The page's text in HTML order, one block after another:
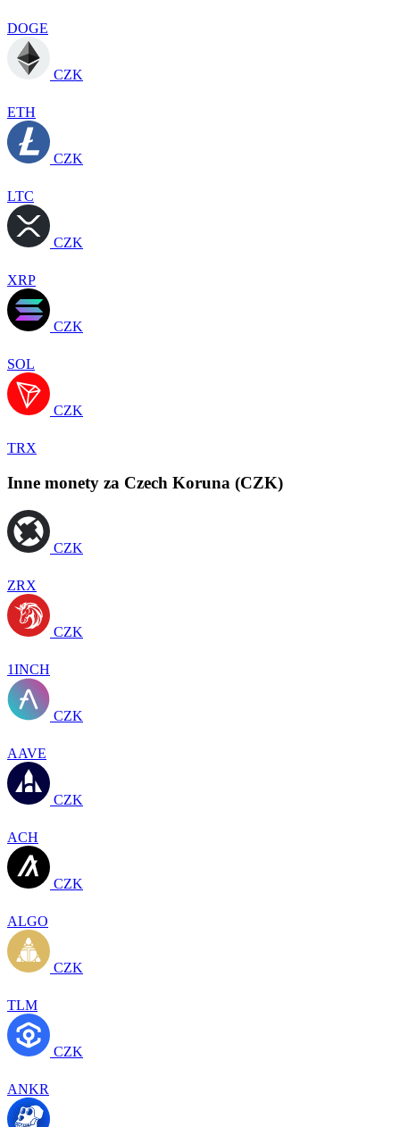
DOGE
CZK
ETH
CZK
LTC
CZK
XRP
CZK
SOL
CZK
TRX
Inne monety za Czech Koruna (CZK)
CZK
ZRX
CZK
1INCH
CZK
AAVE
CZK
ACH
CZK
ALGO
CZK
TLM
CZK
ANKR